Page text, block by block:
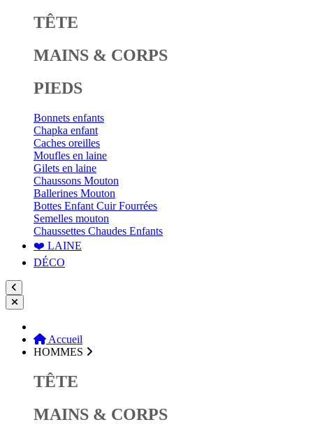
TÊTE
MAINS & CORPS
PIEDS
Bonnets enfants
Chapka enfant
Caches oreilles
Moufles en laine
Gilets en laine
Chaussons Mouton
Ballerines Mouton
Bottes Enfant Cuir Fourrées
Semelles mouton
Chaussettes Chaudes Enfants
❤️ LAINE
DÉCO
Accueil
HOMMES
TÊTE
MAINS & CORPS